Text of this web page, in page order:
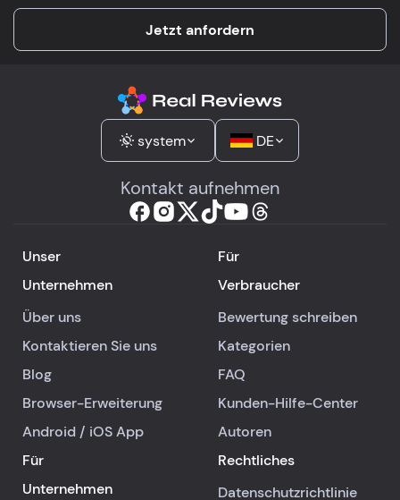
Jetzt anfordern
system DE
Kontakt aufnehmen
Unser
Unternehmen
Über uns
Kontaktieren Sie uns
Blog
Browser-Erweiterung
Android / iOSApp
Für
Verbraucher
Bewertung schreiben
Kategorien
FAQ
Kunden-Hilfe-Center
Autoren
Für
Unternehmen
Rechtliches
Datenschutzrichtlinie